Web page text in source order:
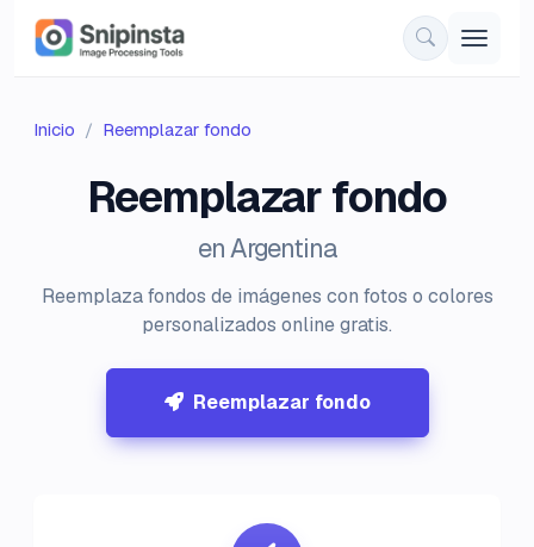
Inicio Reemplazar fondo
Reemplazar fondo
en Argentina
Reemplaza fondos de imágenes con fotos o colores
personalizados online gratis.
Reemplazar fondo